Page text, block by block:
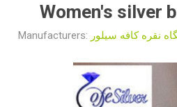
Women's silver
Manufacturers: نقره کافه سیلور